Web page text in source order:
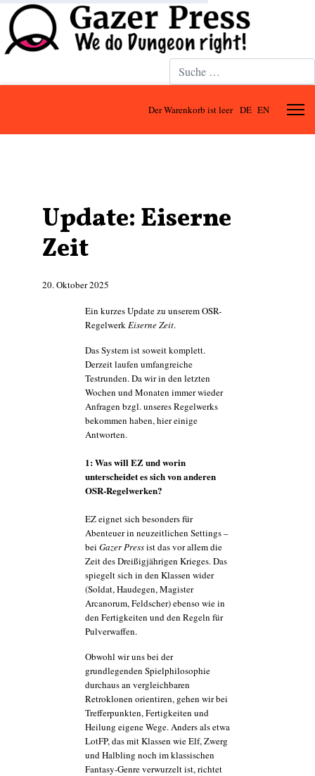
Suchen
Der Warenkorb ist leer DE EN
Update: Eiserne
Zeit
20. Oktober 2025
Ein kurzes Update zu unserem OSR-
RegelwerkEiserne Zeit.
Das System ist soweit komplett.
Derzeit laufen umfangreiche
Testrunden. Da wir in den letzten
Wochen und Monaten immer wieder
Anfragen bzgl. unseres Regelwerks
bekommen haben, hier einige
Antworten.
1: Was will EZ und worin
unterscheidet es sich von anderen
OSR-Regelwerken?
EZ eignet sich besonders für
Abenteuer in neuzeitlichen Settings –
bei Gazer Pressist das vor allem die
Zeit des Dreißigjährigen Krieges. Das
spiegelt sich in den Klassen wider
(Soldat, Haudegen, Magister
Arcanorum, Feldscher) ebenso wie in
den Fertigkeiten und den Regeln für
Pulverwaffen.
Obwohl wir uns bei der
grundlegenden Spielphilosophie
durchaus an vergleichbaren
Retroklonen orientiren, gehen wir bei
Trefferpunkten, Fertigkeiten und
Heilung eigene Wege. Anders als etwa
LotFP, das mit Klassen wie Elf, Zwerg
und Halbling noch im klassischen
Fantasy-Genre verwurzelt ist, richtet